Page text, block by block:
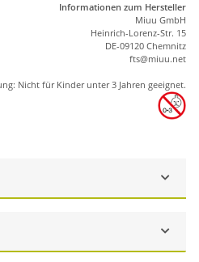
Informationen zum Hersteller
Miuu GmbH
Heinrich-Lorenz-Str. 15
DE-09120 Chemnitz
fts@miuu.net
Nicht für Kinder unter 3 Jahren geeignet.